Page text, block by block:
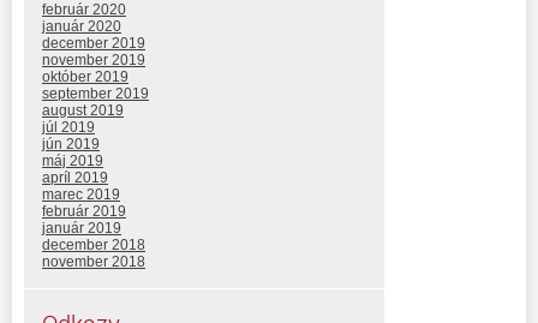
február 2020
január 2020
december 2019
november 2019
október 2019
september 2019
august 2019
júl 2019
jún 2019
máj 2019
apríl 2019
marec 2019
február 2019
január 2019
december 2018
november 2018